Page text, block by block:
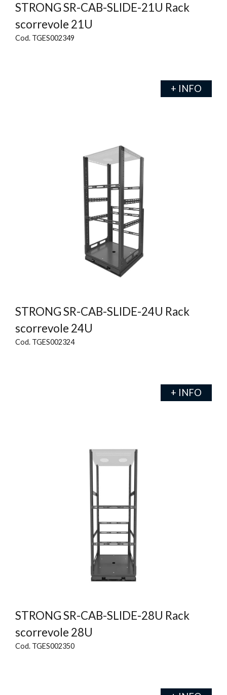
STRONG SR-CAB-SLIDE-21U Rack
scorrevole 21U
Cod. TGES002349
+ INFO
STRONG SR-CAB-SLIDE-24U Rack
scorrevole 24U
Cod. TGES002324
+ INFO
STRONG SR-CAB-SLIDE-28U Rack
scorrevole 28U
Cod. TGES002350